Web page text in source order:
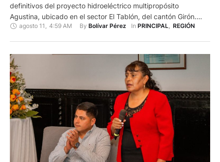
definitivos del proyecto hidroeléctrico multipropósito
Agustina, ubicado en el sector El Tablón, del cantón Girón.
Con los estudios de carácter técnico y ambiental se podrá
agosto 11 4:59 AM By Bolívar Pérez In PRINCIPAL, REGIÓN